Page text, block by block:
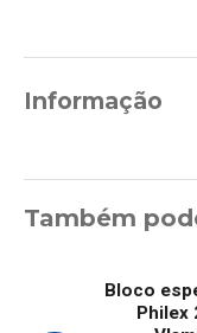
Informação
Também
Bloco
Philex